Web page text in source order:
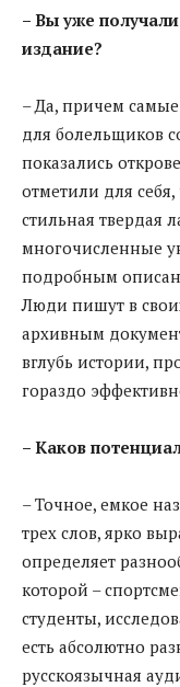
– Вы уже
издание?
– Да, причем
для болельщиков
показались
отметили для
стильная твердая
многочисленные
подробным
Люди пишут в
архивным
вглубь истории,
гораздо
– Каков
– Точное, емкое
трех слов, ярко
определяет
которой –
студенты,
есть абсолютно
русскоязычная